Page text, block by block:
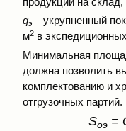
qэ – укрупненный
м2 в
Минимальная
должна позволить
комплектованию и
отгрузочных
Sоэ =